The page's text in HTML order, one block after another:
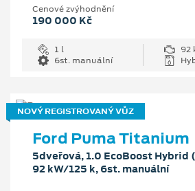
Cenové zvýhodnění
190 000 Kč
1 l
92
6st. manuální
NOVÝ REGISTROVANÝ VŮZ
Ford Puma Titanium
5dveřová, 1.0 EcoBoost Hybrid
92 kW/125 k, 6st. manuální